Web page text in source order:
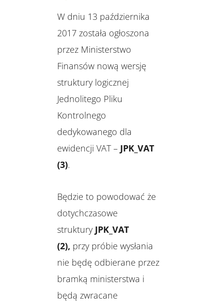
W dniu 13 października
2017 została ogłoszona
przez Ministerstwo
Finansów nową wersję
struktury logicznej
Jednolitego Pliku
Kontrolnego
dedykowanego dla
ewidencji VAT – JPK_VAT
(3).
Będzie to powodować że
dotychczasowe
struktury JPK_VAT
(2), przy próbie wysłania
nie będę odbierane przez
bramką ministerstwa i
będą zwracane